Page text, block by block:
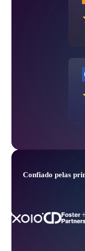
Confiado pelas